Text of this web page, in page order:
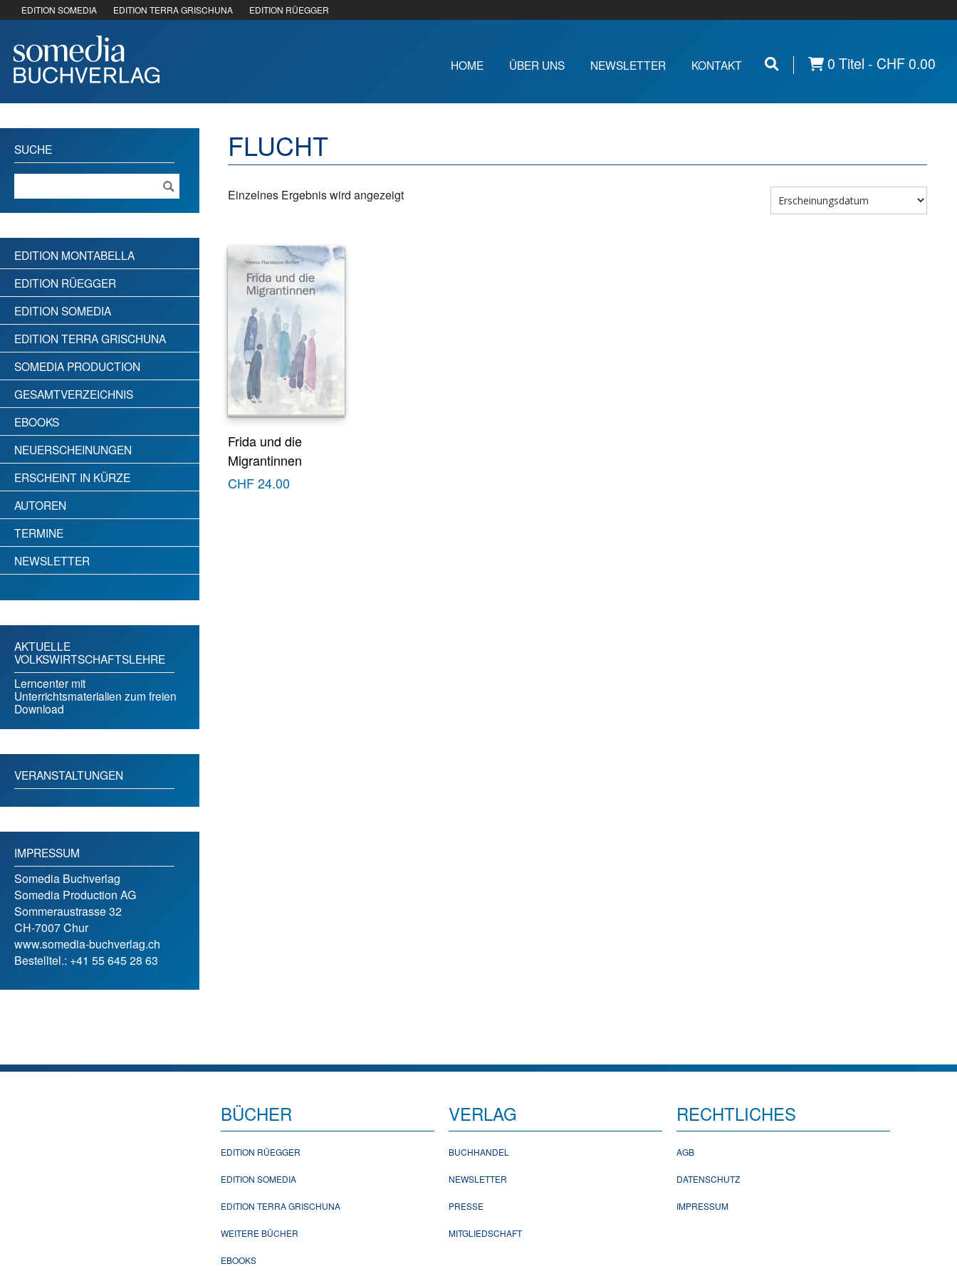
EDITION SOMEDIA EDITION TERRA GRISCHUNA EDITION RÜEGGER
HOME ÜBER UNS NEWSLETTER KONTAKT 0 Titel - CHF0.00
FLUCHT
Einzelnes Ergebnis wird angezeigt
Frida und die
Migrantinnen
CHF24.00
SUCHE
EDITION MONTABELLA
EDITION RÜEGGER
EDITION SOMEDIA
EDITION TERRA GRISCHUNA
SOMEDIA PRODUCTION
GESAMTVERZEICHNIS
EBOOKS
NEUERSCHEINUNGEN
ERSCHEINT IN KÜRZE
AUTOREN
TERMINE
NEWSLETTER
AKTUELLE
VOLKSWIRTSCHAFTSLEHRE
Lerncenter mit
Unterrichtsmaterialien zum freien
Download
VERANSTALTUNGEN
IMPRESSUM
Somedia Buchverlag
Somedia Production AG
Sommeraustrasse 32
CH-7007 Chur
www.somedia-buchverlag.ch
Bestelltel.: +41 55 645 28 63
BÜCHER
EDITION RÜEGGER
EDITION SOMEDIA
EDITION TERRA GRISCHUNA
WEITERE BÜCHER
EBOOKS
VERLAG
BUCHHANDEL
NEWSLETTER
PRESSE
MITGLIEDSCHAFT
RECHTLICHES
AGB
DATENSCHUTZ
IMPRESSUM